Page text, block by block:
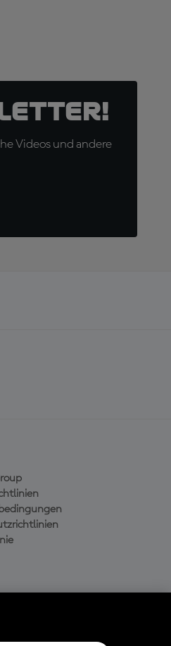
Videos und andere